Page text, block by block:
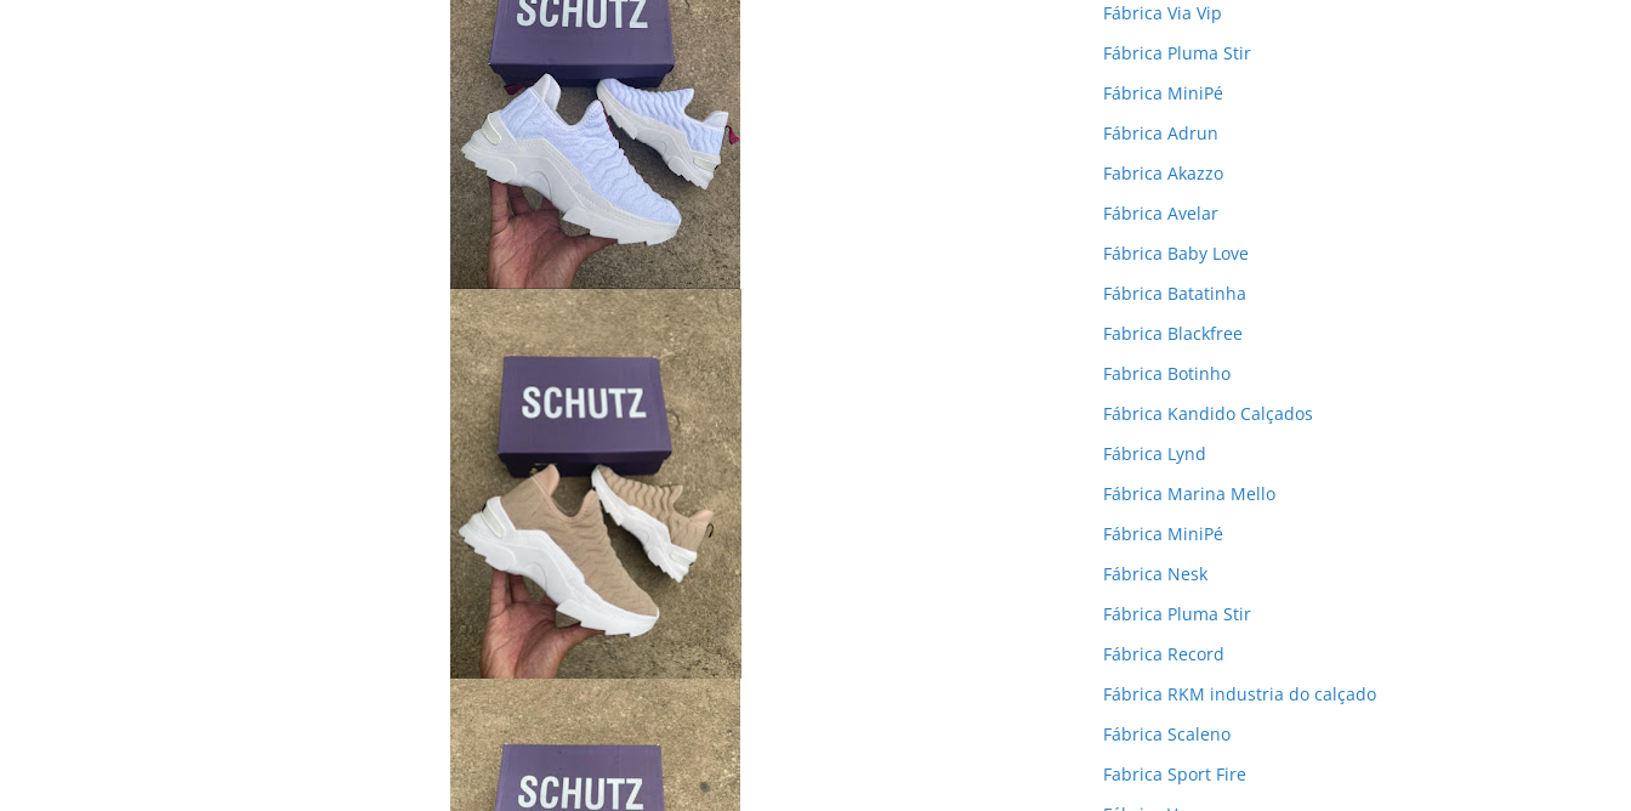
Fábrica Via Vip
Fábrica Pluma Stir
Fábrica MiniPé
Fábrica Adrun
Fabrica Akazzo
Fábrica Avelar
Fábrica Baby Love
Fábrica Batatinha
Fabrica Blackfree
Fabrica Botinho
Fábrica Kandido Calçados
Fábrica Lynd
Fábrica Marina Mello
Fábrica MiniPé
Fábrica Nesk
Fábrica Pluma Stir
Fábrica Record
Fábrica RKM industria do calçado
Fábrica Scaleno
Fabrica Sport Fire